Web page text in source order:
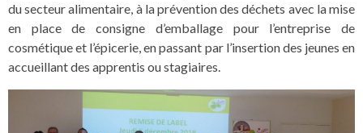
du secteur alimentaire, à la prévention des déchets avec la mise
en place de consigne d’emballage pour l’entreprise de
cosmétique et l’épicerie, en passant par l’insertion des jeunes en
accueillant des apprentis ou stagiaires.